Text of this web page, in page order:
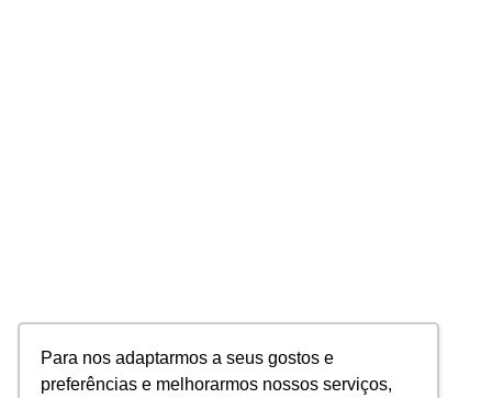
Para nos adaptarmos a seus gostos e
preferências e melhorarmos nossos serviços,